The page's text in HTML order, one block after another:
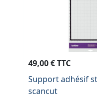
49,00 € TTC
Support adhésif
scancut